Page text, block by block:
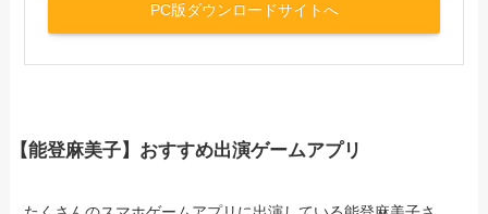
PC版ダウンロードサイトへ
【能登麻美子】おすすめ出演ゲームアプリ